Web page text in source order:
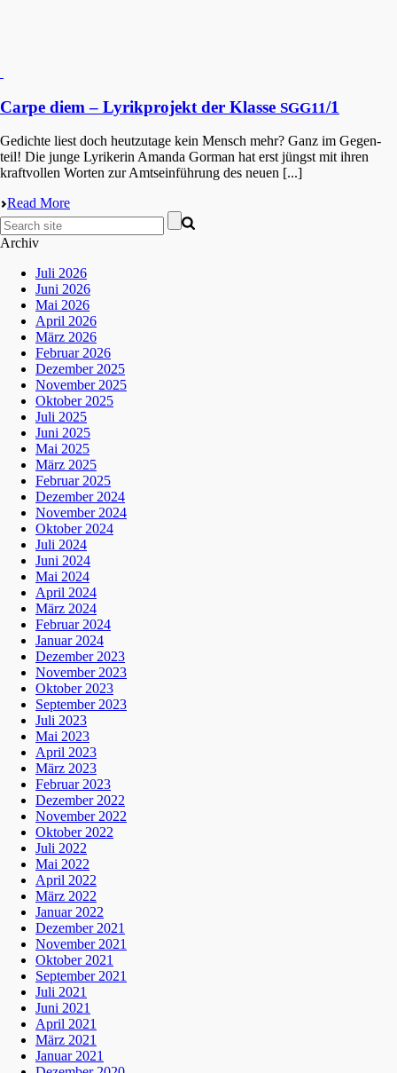
Carpe diem – Lyrikprojekt der Klasse SGG11/1
Gedich­te liest doch heutzu­ta­ge kein Mensch mehr? Ganz im Gegen­
teil! Die junge Lyrike­rin Amanda Gorman hat erst jüngst mit ihren
kraft­vol­len Worten zur Amtsein­füh­rung des neuen [...]
Read More
Archiv
Juli 2026
Juni 2026
Mai 2026
April 2026
März 2026
Februar 2026
Dezember 2025
November 2025
Oktober 2025
Juli 2025
Juni 2025
Mai 2025
März 2025
Februar 2025
Dezember 2024
November 2024
Oktober 2024
Juli 2024
Juni 2024
Mai 2024
April 2024
März 2024
Februar 2024
Januar 2024
Dezember 2023
November 2023
Oktober 2023
September 2023
Juli 2023
Mai 2023
April 2023
März 2023
Februar 2023
Dezember 2022
November 2022
Oktober 2022
Juli 2022
Mai 2022
April 2022
März 2022
Januar 2022
Dezember 2021
November 2021
Oktober 2021
September 2021
Juli 2021
Juni 2021
April 2021
März 2021
Januar 2021